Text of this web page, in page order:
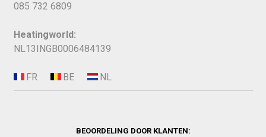
085 732 6809
Heatingworld:
NL13INGB0006484139
BEOORDELING DOOR KLANTEN: